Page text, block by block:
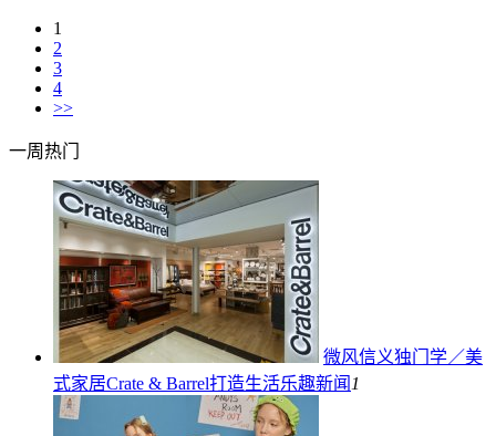
1
2
3
4
>>
一周热门
微风信义独门学／美
式家居Crate & Barrel打造生活乐趣新闻 1